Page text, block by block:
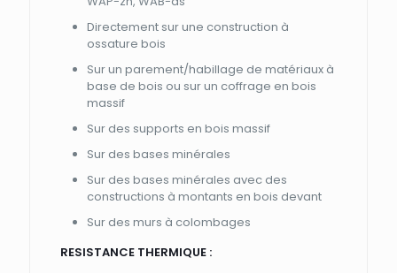
L'EXTERIEURDirectement sur une construction à
ossature bois
Sur un parement/habillage de matériaux à
base de bois ou sur un coffrage en bois
massif
Sur des supports en bois massif
Sur des bases minérales
Sur des bases minérales avec des
constructions à montants en bois devant
Sur des murs à colombages
RESISTANCE THERMIQUE :